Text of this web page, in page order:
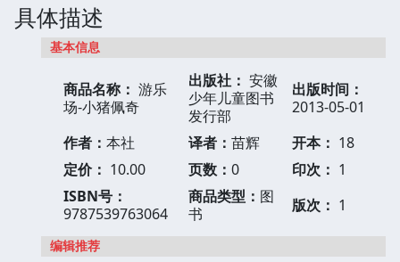
具体描述
基本信息
商品名称： 游乐
场-小猪佩奇
出版社： 安徽
少年儿童图书
发行部
出版时间：
2013-05-01
作者： 本社 译者： 苗辉 开本： 18
定价： 10.00 页数： 0 印次： 1
ISBN号：
9787539763064
商品类型： 图
书
版次： 1
编辑推荐